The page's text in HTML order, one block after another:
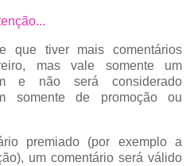
que tiver mais comentários
mas vale somente um
e não será considerado
somente de promoção ou
premiado (por exemplo a
um comentário será válido